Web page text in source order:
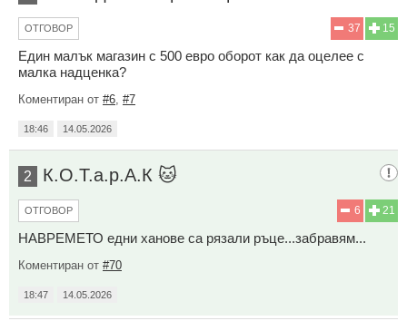
15
37
ОТГОВОР
Един малък магазин с 500 евро оборот как да оцелее с
малка надценка?
Коментиран от #6 #7
18:46 14.05.2026
2 К.О.Т.а.р.А.К 🐱
21
6
ОТГОВОР
НАВРЕМЕТО едни ханове са рязали ръце...забравям...
Коментиран от #70
18:47 14.05.2026